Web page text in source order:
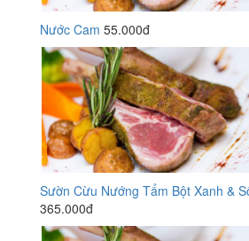
Nước Cam 55.000đ
Sườn Cừu Nướng Tẩm Bột Xanh &
365.000đ